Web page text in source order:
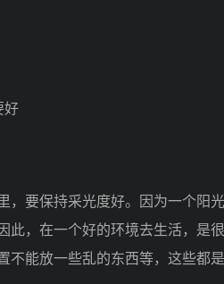
要保持采光度好。因为一个阳
此，在一个好的环境去生活，是
不能放一些乱的东西等，这些都